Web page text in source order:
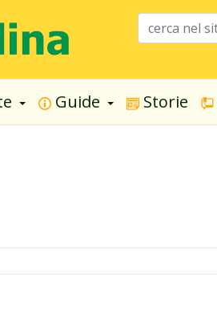
Guide Storie